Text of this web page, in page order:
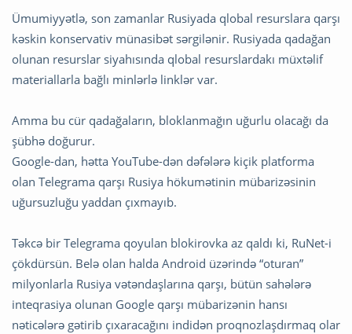
Ümumiyyətlə, son zamanlar Rusiyada qlobal resurslara qarşı
kəskin konservativ münasibət sərgilənir. Rusiyada qadağan
olunan resurslar siyahısında qlobal resurslardakı müxtəlif
materiallarla bağlı minlərlə linklər var.
Amma bu cür qadağaların, bloklanmağın uğurlu olacağı da
şübhə doğurur.
Google-dan, hətta YouTube-dən dəfələrə kiçik platforma
olan Telegrama qarşı Rusiya hökumətinin mübarizəsinin
uğursuzluğu yaddan çıxmayıb.
Təkcə bir Telegrama qoyulan blokirovka az qaldı ki, RuNet-i
çökdürsün. Belə olan halda Android üzərində “oturan”
milyonlarla Rusiya vətəndaşlarına qarşı, bütün sahələrə
inteqrasiya olunan Google qarşı mübarizənin hansı
nəticələrə gətirib çıxaracağını indidən proqnozlaşdırmaq olar